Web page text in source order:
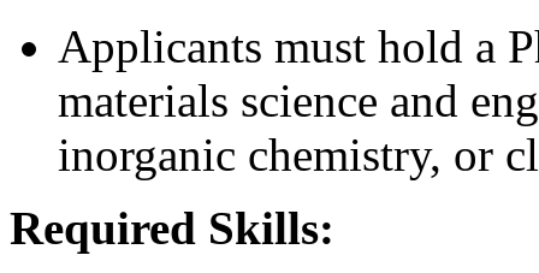
Applicants must hold a
materials science and
inorganic chemistry, or
Required Skills: